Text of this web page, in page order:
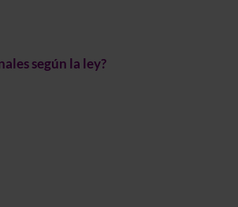
según la ley?